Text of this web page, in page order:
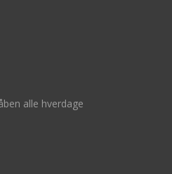
alle hverdage